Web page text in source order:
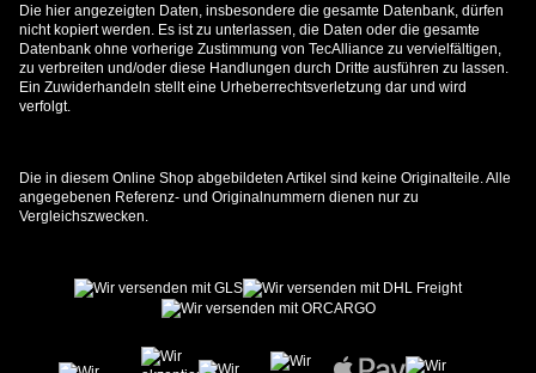
Die hier angezeigten Daten, insbesondere die gesamte Datenbank, dürfen
nicht kopiert werden. Es ist zu unterlassen, die Daten oder die gesamte
Datenbank ohne vorherige Zustimmung von TecAlliance zu vervielfältigen,
zu verbreiten und/oder diese Handlungen durch Dritte ausführen zu lassen.
Ein Zuwiderhandeln stellt eine Urheberrechtsverletzung dar und wird
verfolgt.
Die in diesem Online Shop abgebildeten Artikel sind keine Originalteile. Alle
angegebenen Referenz- und Originalnummern dienen nur zu
Vergleichszwecken.